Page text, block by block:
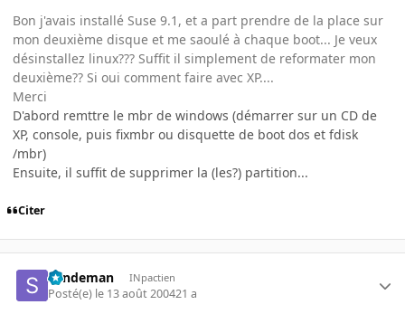
Bon j'avais installé Suse 9.1, et a part prendre de la place sur
mon deuxième disque et me saoulé à chaque boot... Je veux
désinstallez linux??? Suffit il simplement de reformater mon
deuxième?? Si oui comment faire avec XP....
Merci
D'abord remttre le mbr de windows (démarrer sur un CD de
XP, console, puis fixmbr ou disquette de boot dos et fdisk
/mbr)
Ensuite, il suffit de supprimer la (les?) partition...
Citer
Sandeman INpactien
Posté(e) le 13 août 200421 a